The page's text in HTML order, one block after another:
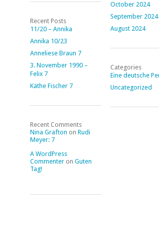
Recent Posts
11/20 – Annika
Annika 10/23
Anneliese Braun 7
3. November 1990 –
Felix 7
Käthe Fischer 7
Recent Comments
Nina Grafton on Rudi
Meyer: 7
A WordPress
Commenteron Guten
Tag!
October 2024
September 2024
August 2024
Categories
Eine deutsche
Uncategorized